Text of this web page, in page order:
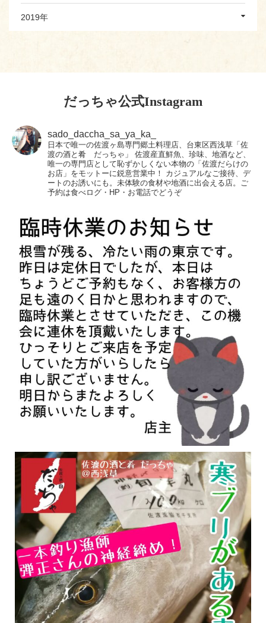
2019年
だっちゃ公式Instagram
sado_daccha_sa_ya_ka_
日本で唯一の佐渡ヶ島専門郷土料理店、台東区西浅草「佐
渡の酒と肴 だっちゃ」
佐渡産直鮮魚、珍味、地酒など、
唯一の専門店として恥ずかしくない本物の「佐渡だらけの
お店」をモットーに鋭意営業中！
カジュアルなご接待、デ
ートのお誘いにも。未体験の食材や地酒に出会える店。ご
予約は食べログ・HP・お電話でどうぞ